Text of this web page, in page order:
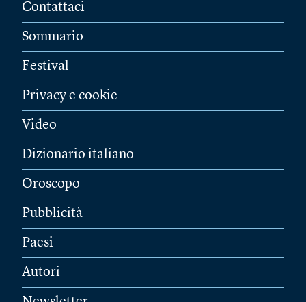
Contattaci
Sommario
Festival
Privacy e cookie
Video
Dizionario italiano
Oroscopo
Pubblicità
Paesi
Autori